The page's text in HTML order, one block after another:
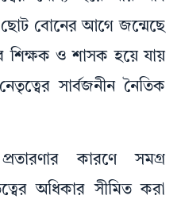
বোনের আগে জন্মেছে
শিক্ষক ও শাসক হয়ে যায়
সার্বজনীন নৈতিক
কারণে সমগ্র
অধিকার সীমিত করা